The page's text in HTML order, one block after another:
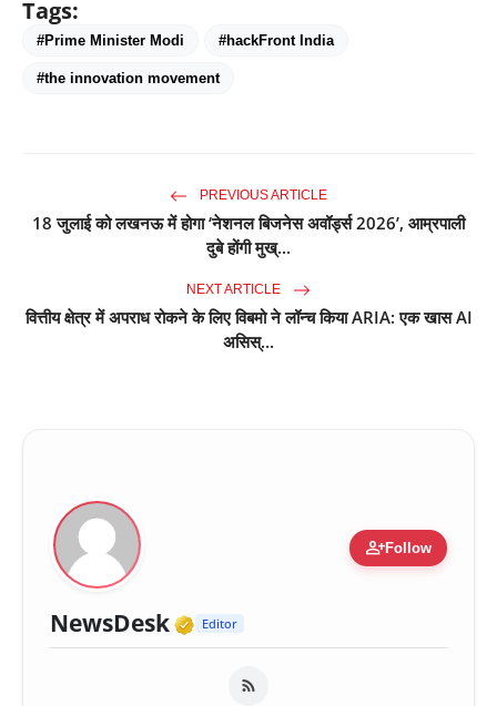
Tags:
#Prime Minister Modi #hackFront India
#the innovation movement
PREVIOUS ARTICLE
18 जुलाई को लखनऊ में होगा ‘नेशनल बिजनेस अवॉर्ड्स 2026’, आम्रपाली
दुबे होंगी मुख्...
NEXT ARTICLE
वित्तीय क्षेत्र में अपराध रोकने के लिए विबमो ने लॉन्च किया ARIA: एक खास AI
असिस्...
person_addFollow
NewsDesk Verified Media or
Editor